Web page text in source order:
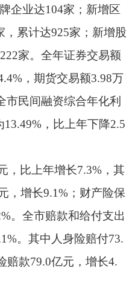
企业达104家；新增区
，累计达925家；新增股
家。全年证券交易额
，期货交易额3.98万
市民间融资综合年化利
13.49%，比上年下降2.5
，比上年增长7.3% ，其
，增长9.1%；财产险保
。全市赔款和给付支出
。 其中人身险赔付73.
赔款79.0亿元，增长4.